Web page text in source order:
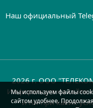
Наш официальный
2026 г. ООО
Информация на сайте
и ни при каких
Мы используем файлы
сайтом удобнее.